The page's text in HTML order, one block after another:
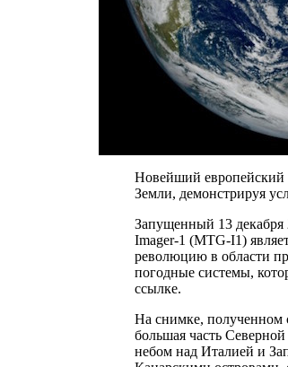
Новейший европейский
Земли, демонстрируя
Запущенный 13 декабря
Imager-1 (MTG-I1)
революцию в области
погодные системы,
ссылке.
На снимке, полученном
большая часть
небом над Италией и